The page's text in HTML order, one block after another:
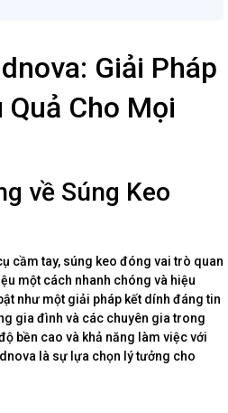
Giải Pháp
Cho Mọi
về Súng Keo
cầm tay, súng keo đóng vai trò quan
một cách nhanh chóng và hiệu
như một giải pháp kết dính đáng tin
gia đình và các chuyên gia trong
bền cao và khả năng làm việc với
là sự lựa chọn lý tưởng cho